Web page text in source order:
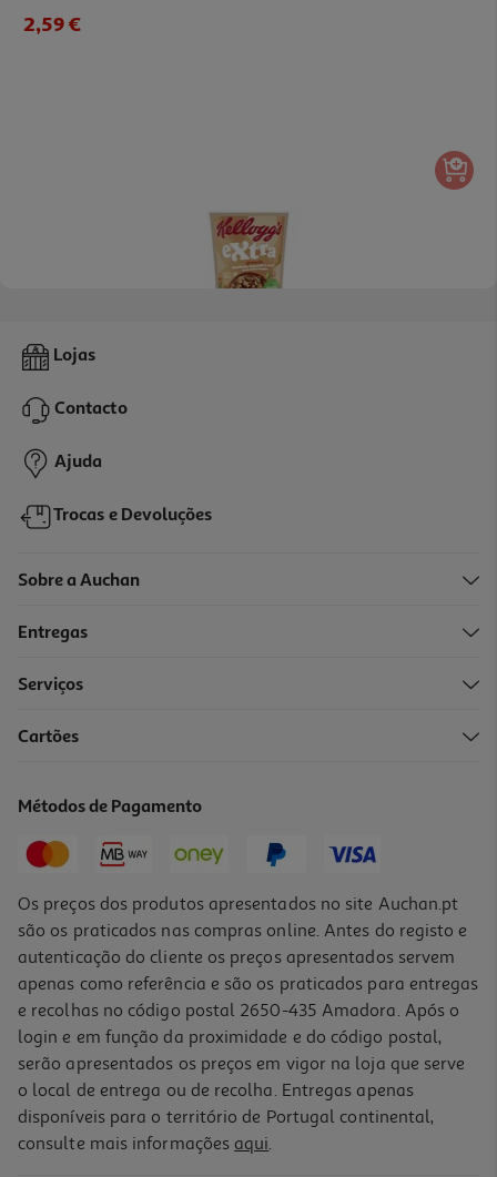
2,59 €
Granola Kellogg's Extra Fruto Secos 375g
5,35 €
Granola Cem Porcento Suprema Chocolate Branco 400g
Lojas
Contacto
Ajuda
Trocas e Devoluções
Sobre a Auchan
Entregas
Serviços
Cartões
Métodos de Pagamento
Os preços dos produtos apresentados no site Auchan.pt
são os praticados nas compras online. Antes do registo e
autenticação do cliente os preços apresentados servem
apenas como referência e são os praticados para entregas
e recolhas no código postal 2650-435 Amadora. Após o
login e em função da proximidade e do código postal,
serão apresentados os preços em vigor na loja que serve
o local de entrega ou de recolha. Entregas apenas
disponíveis para o território de Portugal continental,
consulte mais informações aqui.